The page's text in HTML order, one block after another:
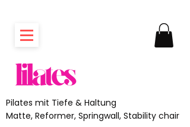
Pilates mit Tiefe & Haltung
Matte, Reformer, Springwall, Stability chair